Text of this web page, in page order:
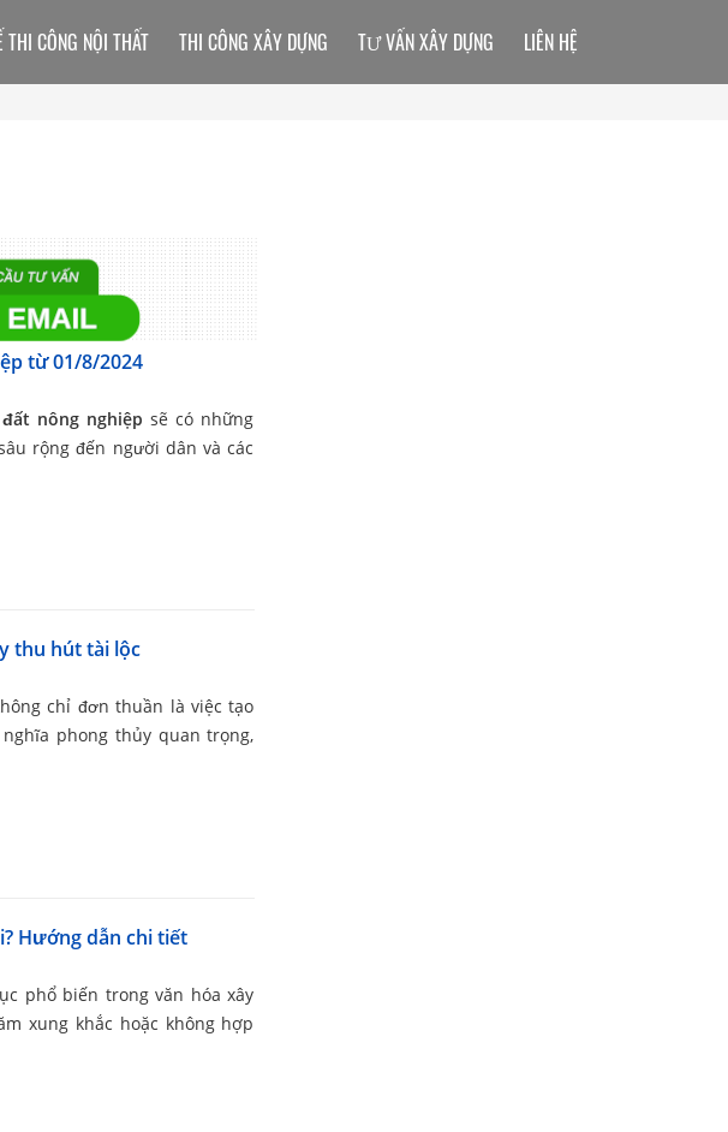
từ 01/8/2024
nông nghiệp sẽ có những
rộng đến người dân và các
thu hút tài lộc
chỉ đơn thuần là việc tạo
phong thủy quan trọng,
Hướng dẫn chi tiết
phổ biến trong văn hóa xây
xung khắc hoặc không hợp
THI CÔNG NỘI THẤT THI CÔNG XÂY DỰNG TƯ VẤN XÂY DỰNG LIÊN HỆ